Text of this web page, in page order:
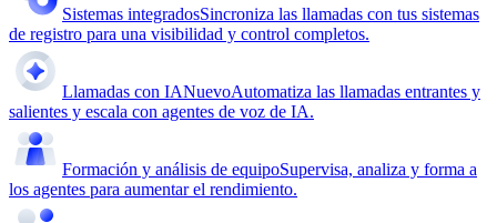
Sistemas integradosSincroniza las llamadas con tus sistemas
de registro para una visibilidad y control completos.
Llamadas con IANuevoAutomatiza las llamadas entrantes y
salientes y escala con agentes de voz de IA.
Formación y análisis de equipoSupervisa, analiza y forma a
los agentes para aumentar el rendimiento.